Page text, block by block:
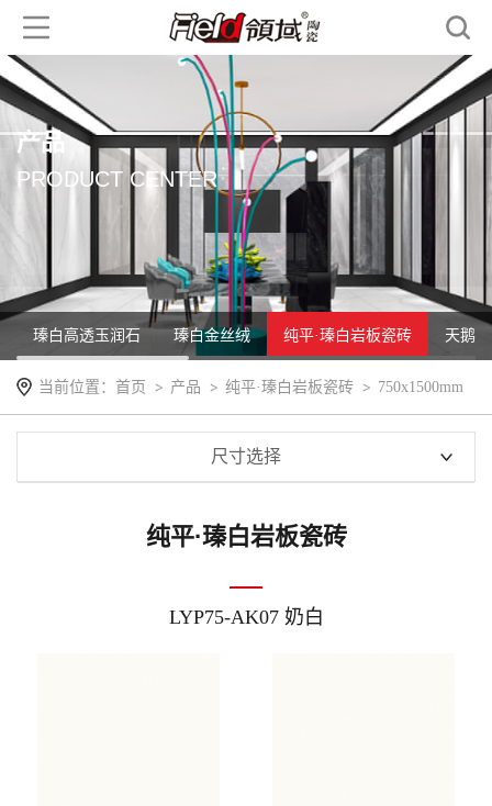
产品
PRODUCT CENTER
瑧白高透玉润石 瑧白金丝绒 纯平·瑧白岩板瓷砖 天鹅
当前位置： 首页 产品 纯平·瑧白岩板瓷砖 750x1500mm
尺寸选择
纯平·瑧白岩板瓷砖
LYP75-AK07 奶白